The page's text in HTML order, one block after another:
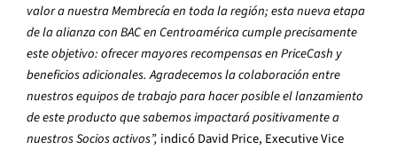
valor a nuestra Membrecía en toda la región; esta nueva etapa
de la alianza con BAC en Centroamérica cumple precisamente
este objetivo: ofrecer mayores recompensas en PriceCash y
beneficios adicionales. Agradecemos la colaboración entre
nuestros equipos de trabajo para hacer posible el lanzamiento
de este producto que sabemos impactará positivamente a
nuestros Socios activos”, indicóDavid Price, Executive Vice